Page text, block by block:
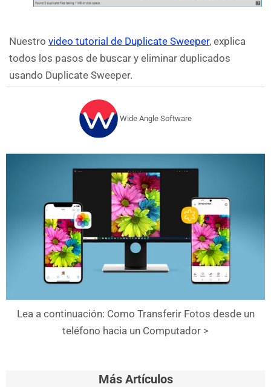
Nuestro video tutorial de Duplicate Sweeper, explica
todos los pasos de buscar y eliminar duplicados
usando Duplicate Sweeper.
Wide Angle Software
Lea a continuación: Como Transferir Fotos desde un
teléfono hacia un Computador >
Más Artículos